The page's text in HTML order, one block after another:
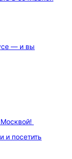
и посетить